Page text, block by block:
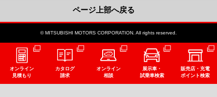
ページ上部へ戻る
© MITSUBISHI MOTORS CORPORATION. All rights reserved.
オンライン
見積もり
カタログ
請求
オンライン
相談
展示車・
試乗車検索
販売店・充電
ポイント検索